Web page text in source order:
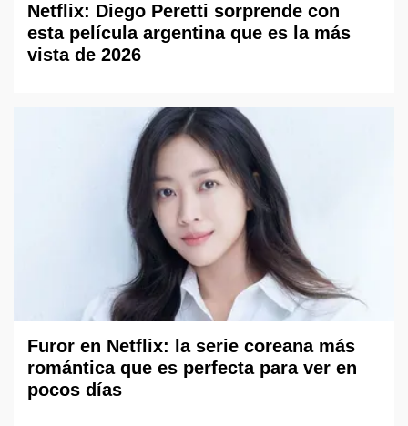
Netflix: Diego Peretti sorprende con
esta película argentina que es la más
vista de 2026
Furor en Netflix: la serie coreana más
romántica que es perfecta para ver en
pocos días